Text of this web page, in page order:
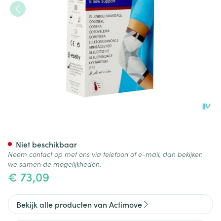
€ 73,09
Niet beschikbaar
Neem contact op met ons via telefoon of e-mail, dan bekijken
we samen de mogelijkheden.
Bekijk alle producten van Actimove